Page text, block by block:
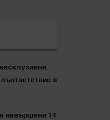
а
навършени 14